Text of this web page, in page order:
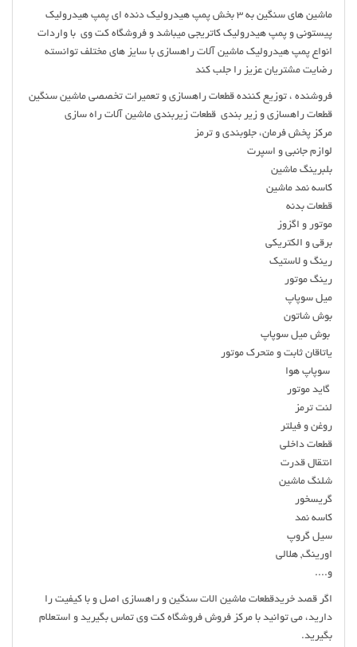
ماشین های سنگین به 3 بخش پمپ هیدرولیک دنده ای پمپ هیدرولیک
پیستونی و پمپ هیدرولیک کاتریجی میباشد و فروشگاه کت وی با واردات
انواع پمپ هیدرولیک ماشین آلات راهسازی با سایز های مختلف توانسته
رضایت مشتریان عزیز را جلب کند
فروشنده ، توزیع کننده قطعات راهسازی و تعمیرات تخصصی ماشین سنگین
قطعات راهسازی و زیر بندی قطعات زیربندی ماشین آلات راه سازی
مرکز پخش فرمان،‌ جلوبندی و ترمز
لوازم جانبی و اسپرت
بلبرینگ ماشین
کاسه نمد ماشین
قطعات بدنه
موتور و اگزوز
برقی و الکتریکی
رینگ و لاستیک
رینگ موتور
میل سوپاپ
بوش شاتون
بوش ميل سوپاپ
ياتاقان ثابت و متحرك موتور
سوپاپ هوا
گايد موتور
لنت ترمز
روغن و فیلتر
قطعات داخلی
انتقال قدرت
شلنگ ماشین
گريسخور
كاسه نمد
سيل گروپ
اورينگ, هلالي
و....
اگر قصد خریدقطعات ماشین الات سنگین و راهسازی اصل و با کیفیت را
دارید، می توانید با مرکز فروش فروشگاه کت وی تماس بگیرید و استعلام
بگیرید.